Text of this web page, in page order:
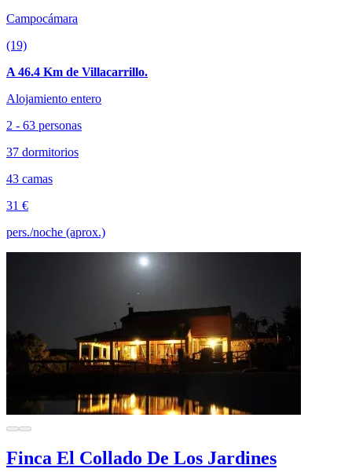
Campocámara
(19)
A 46.4 Km de Villacarrillo.
Alojamiento entero
2 - 63 personas
37 dormitorios
43 camas
31 €
pers./noche (aprox.)
Finca El Collado De Los Jardines